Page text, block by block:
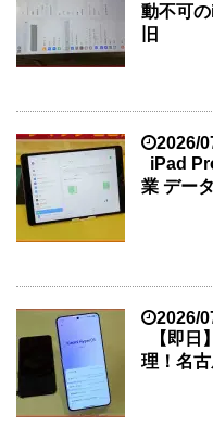
動不可
旧
2026/
iPad
業 デー
2026/
【即
理！名